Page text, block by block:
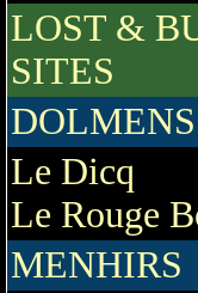
LOST &
SITES
DOLMENS
Le Dicq
Le Rouge
MENHIRS